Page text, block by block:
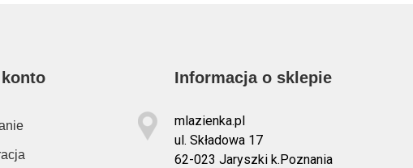
Informacja o sklepie
mlazienka.pl
ul. Składowa 17
62-023 Jaryszki k.Poznania